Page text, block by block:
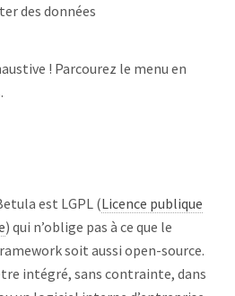
Youtube
des données
! Parcourez le menu en
est LGPL (Licence publique
) qui n’oblige pas à ce que le
soit aussi open-source.
intégré, sans contrainte, dans